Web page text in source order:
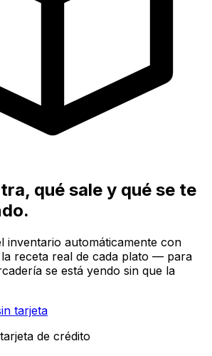
qué sale y qué se te
inventario automáticamente con
receta real de cada plato — para
se está yendo sin que la
tarjeta
de crédito